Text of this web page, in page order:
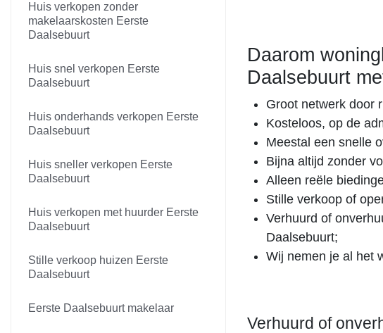
Huis verkopen zonder
makelaarskosten Eerste
Daalsebuurt
Huis snel verkopen Eerste
Daalsebuurt
Huis onderhands verkopen Eerste
Daalsebuurt
Huis sneller verkopen Eerste
Daalsebuurt
Huis verkopen met huurder Eerste
Daalsebuurt
Stille verkoop huizen Eerste
Daalsebuurt
Eerste Daalsebuurt makelaar
Daarom
Daalsebuurt
Groot netwerk door
Kosteloos, op de
Meestal een snelle
Bijna altijd zonder
Alleen reële
Stille verkoop of
Verhuurd of
Daalsebuurt;
Wij nemen je al het
Verhuurd of